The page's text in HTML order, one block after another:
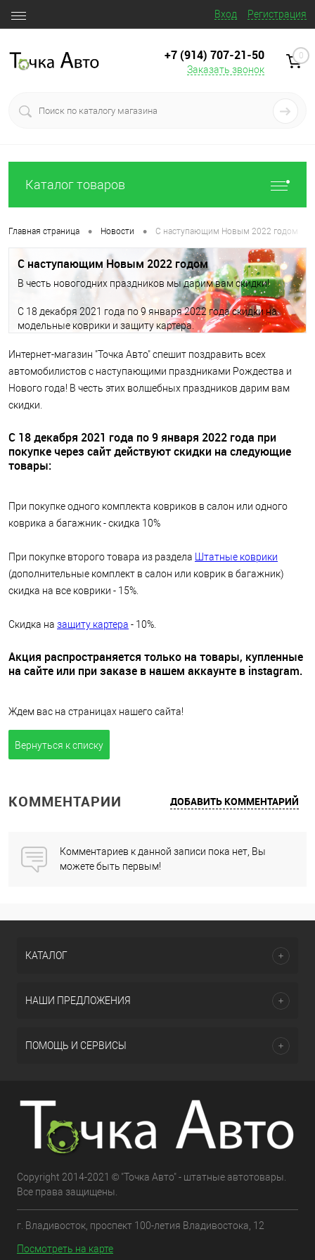
Вход Регистрация
+7 (914) 707‒21‒50
Заказать звонок
0
Каталог товаров
Главная страница • Новости • С наступающим Новым 2022 годом
С наступающим Новым 2022 годом
В честь новогодних праздников мы дарим вам скидки!
С 18 декабря 2021 года по 9 января 2022 года скидки на
модельные коврики и защиту картера.
Интернет-магазин "Точка Авто" спешит поздравить всех
автомобилистов с наступающими праздниками Рождества и
Нового года! В честь этих волшебных праздников дарим вам
скидки.
С 18 декабря 2021 года по 9 января 2022 года при
покупке через сайт действуют скидки на следующие
товары:
При покупке одного комплекта ковриков в салон или одного
коврика а багажник - скидка 10%
При покупке второго товара из раздела
Штатные коврики
(дополнительные комплект в салон или коврик в багажник)
скидка на все коврики - 15%.
Скидка на защиту картера - 10%.
Акция распространяется только на товары, купленные
на сайте или при заказе в нашем аккаунте в instagram.
Ждем вас на страницах нашего сайта!
Вернуться к списку
КОММЕНТАРИИ ДОБАВИТЬ КОММЕНТАРИЙ
Комментариев к данной записи пока нет, Вы
можете быть первым!
КАТАЛОГ
НАШИ ПРЕДЛОЖЕНИЯ
ПОМОЩЬ И СЕРВИСЫ
Copyright 2014-2021 © "Точка Авто" - штатные автотовары.
Все права защищены.
г. Владивосток, проспект 100-летия Владивостока, 12
Посмотреть на карте